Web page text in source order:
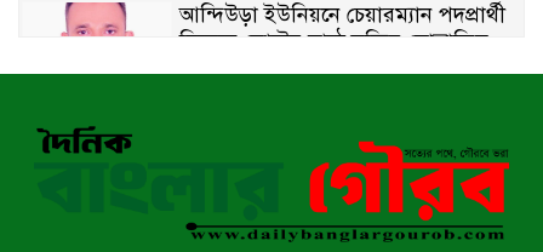
আন্দিউড়া ইউনিয়নে চেয়ারম্যান পদপ্রার্থী
হিসেবে ভোটের মাঠে সক্রিয় মোত্তাকিম
চৌধুরী
নওগাঁয় সন্ত্রাসী হামলায় বিএনপি নেতা
গুরুতর জখম